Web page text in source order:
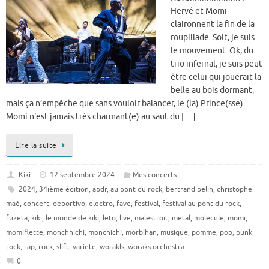
Hervé et Momi
claironnent la fin de la
roupillade. Soit, je suis
le mouvement. Ok, du
trio infernal, je suis peut
être celui qui jouerait la
belle au bois dormant,
mais ça n’empêche que sans vouloir balancer, le (la) Prince(sse)
Momi n’est jamais très charmant(e) au saut du […]
Lire la suite
Kiki 12 septembre 2024
Mes concerts
2024, 34ième édition, apdr, au pont du rock, bertrand belin, christophe
maé, concert, deportivo, electro, fave, festival, festival au pont du rock,
fuzeta, kiki, le monde de kiki, leto, live, malestroit, metal, molecule, momi,
momiflette, monchhichi, monchichi, morbihan, musique, pomme, pop, punk
rock, rap, rock, slift, variete, worakls, woraks orchestra
0